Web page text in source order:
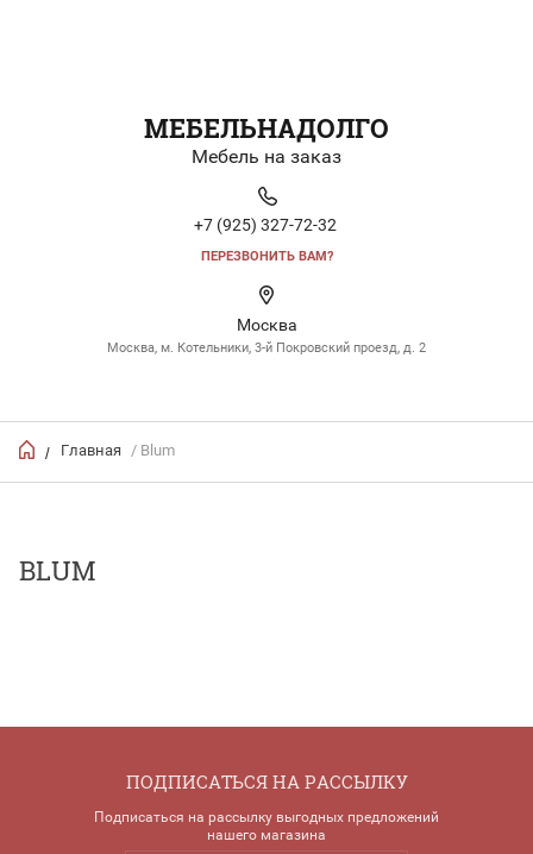
МЕБЕЛЬНАДОЛГО
Мебель на заказ
+7 (925) 327-72-32
ПЕРЕЗВОНИТЬ ВАМ?
Москва
Москва, м. Котельники, 3-й Покровский проезд, д. 2
/ Главная / Blum
BLUM
ПОДПИСАТЬСЯ НА РАССЫЛКУ
Подписаться на рассылку выгодных предложений
нашего магазина